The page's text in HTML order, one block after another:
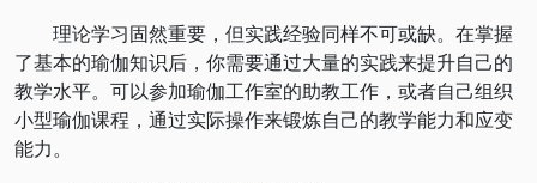
理论学习固然重要，但实践经验同样不可或缺。在掌握
了基本的瑜伽知识后，你需要通过大量的实践来提升自己的
教学水平。可以参加瑜伽工作室的助教工作，或者自己组织
小型瑜伽课程，通过实际操作来锻炼自己的教学能力和应变
能力。